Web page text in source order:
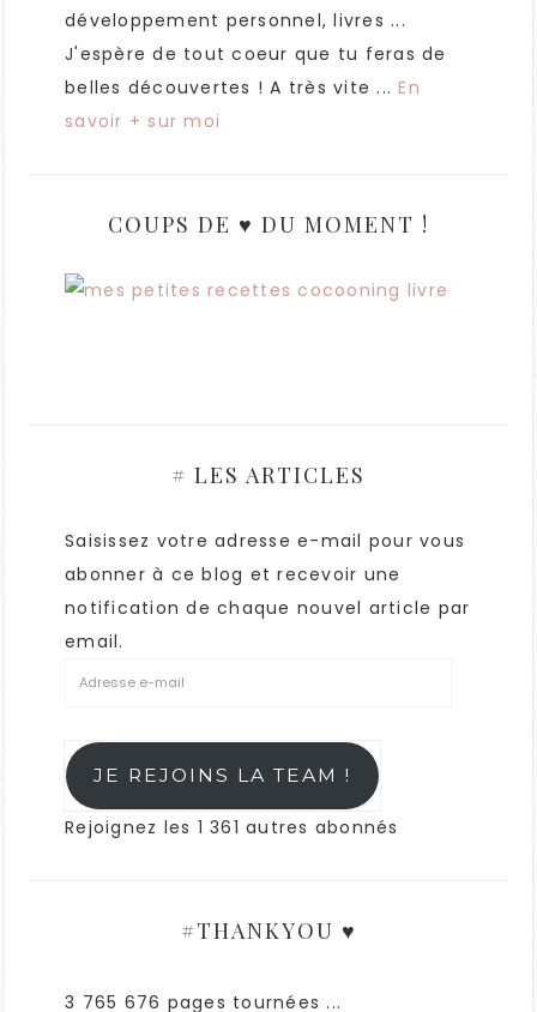
développement personnel, livres ...
J'espère de tout coeur que tu feras de
belles découvertes ! A très vite ...En
savoir + sur moi
COUPS DE ♥ DU MOMENT !
# LES ARTICLES
Saisissez votre adresse e-mail pour vous
abonner à ce blog et recevoir une
notification de chaque nouvel article par
email.
JE REJOINS LA TEAM !
Rejoignez les 1 361 autres abonnés
#THANKYOU ♥
3 765 676 pages tournées ...